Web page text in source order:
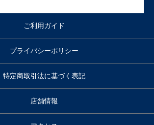
ご利用ガイド
プライバシーポリシー
特定商取引法に基づく表記
店舗情報